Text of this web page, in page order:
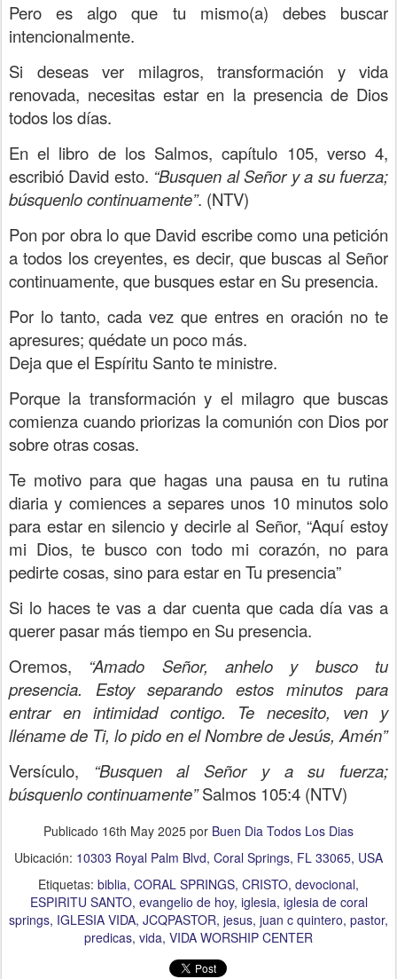
Pero es algo que tu mismo(a) debes buscar
intencionalmente.
Si deseas ver milagros, transformación y vida
renovada, necesitas estar en la presencia de Dios
todos los días.
En el libro de los Salmos, capítulo 105, verso 4,
escribió David esto. “Busquen al Señor y a su fuerza;
búsquenlo continuamente”. (NTV)
Pon por obra lo que David escribe como una petición
a todos los creyentes, es decir, que buscas al Señor
continuamente, que busques estar en Su presencia.
Por lo tanto, cada vez que entres en oración no te
apresures; quédate un poco más.
Deja que el Espíritu Santo te ministre.
Porque la transformación y el milagro que buscas
comienza cuando priorizas la comunión con Dios por
sobre otras cosas.
Te motivo para que hagas una pausa en tu rutina
diaria y comiences a separes unos 10 minutos solo
para estar en silencio y decirle al Señor, “Aquí estoy
mi Dios, te busco con todo mi corazón, no para
pedirte cosas, sino para estar en Tu presencia”
Si lo haces te vas a dar cuenta que cada día vas a
querer pasar más tiempo en Su presencia.
Oremos, “Amado Señor, anhelo y busco tu
presencia. Estoy separando estos minutos para
entrar en intimidad contigo. Te necesito, ven y
lléname de Ti, lo pido en el Nombre de Jesús, Amén”
Versículo, “Busquen al Señor y a su fuerza;
búsquenlo continuamente”Salmos 105:4 (NTV)
Publicado 16th May 2025 por Buen Dia Todos Los Dias
Ubicación: 10303 Royal Palm Blvd, Coral Springs, FL 33065, USA
Etiquetas: biblia CORAL SPRINGS CRISTO devocional
ESPIRITU SANTO evangelio de hoy iglesia iglesia de coral
springs IGLESIA VIDA JCQPASTOR jesus juan c quintero pastor
predicas vida VIDA WORSHIP CENTER